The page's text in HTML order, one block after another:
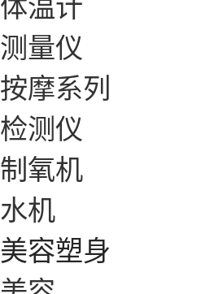
测量仪
按摩系列
检测仪
制氧机
水机
美容塑身